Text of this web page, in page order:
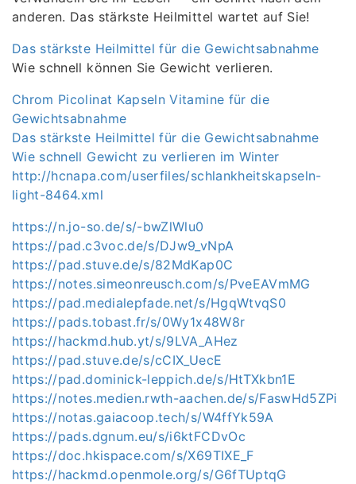
anderen. Das stärkste Heilmittel wartet auf Sie!
Das stärkste Heilmittel für die Gewichtsabnahme
Wie schnell können Sie Gewicht verlieren.
Chrom Picolinat Kapseln Vitamine für die
Gewichtsabnahme
Das stärkste Heilmittel für die Gewichtsabnahme
Wie schnell Gewicht zu verlieren im Winter
http://hcnapa.com/userfiles/schlankheitskapseln-
light-8464.xml
https://n.jo-so.de/s/-bwZlWlu0
https://pad.c3voc.de/s/DJw9_vNpA
https://pad.stuve.de/s/82MdKap0C
https://notes.simeonreusch.com/s/PveEAVmMG
https://pad.medialepfade.net/s/HgqWtvqS0
https://pads.tobast.fr/s/0Wy1x48W8r
https://hackmd.hub.yt/s/9LVA_AHez
https://pad.stuve.de/s/cCIX_UecE
https://pad.dominick-leppich.de/s/HtTXkbn1E
https://notes.medien.rwth-aachen.de/s/FaswHd5ZPi
https://notas.gaiacoop.tech/s/W4ffYk59A
https://pads.dgnum.eu/s/i6ktFCDvOc
https://doc.hkispace.com/s/X69TIXE_F
https://hackmd.openmole.org/s/G6fTUptqG